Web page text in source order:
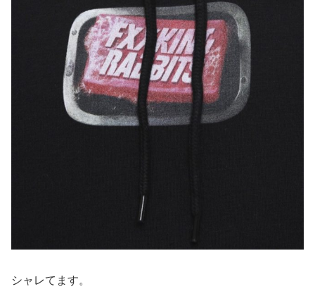
シャレてます。